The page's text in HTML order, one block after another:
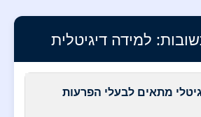
למידה דיגיטלית
מתאים לבעלי הפרעות